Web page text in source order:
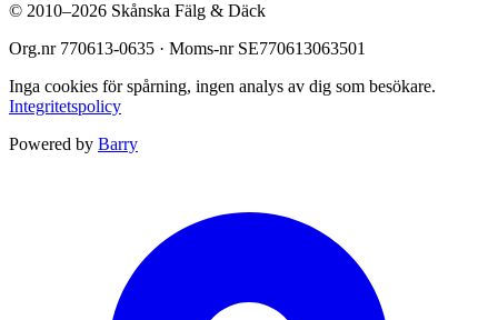
© 2010–2026 Skånska Fälg & Däck
Org.nr 770613-0635 · Moms-nr SE770613063501
Inga cookies för spårning, ingen analys av dig som besökare.
Integritetspolicy
Powered by Barry